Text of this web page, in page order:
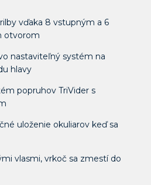
vďaka 8 vstupným a 6
otvorom
nastaviteľný systém na
hlavy
popruhov TriVider s
uloženie okuliarov keď sa
vlasmi, vrkoč sa zmestí do